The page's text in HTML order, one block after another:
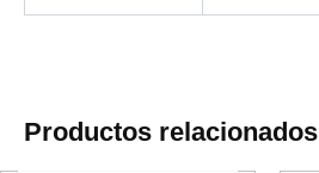
Productos relacionados